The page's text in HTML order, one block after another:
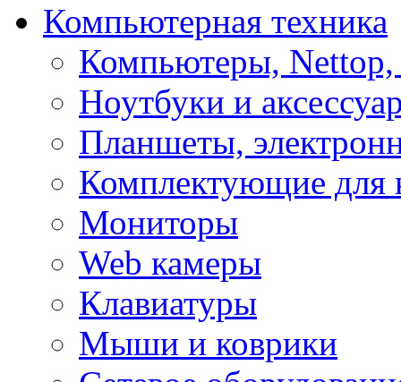
Компьютерная техника
Компьютеры,
Ноутбуки и
Планшеты,
Комплектующие для
Мониторы
Web камеры
Клавиатуры
Мыши и коврики